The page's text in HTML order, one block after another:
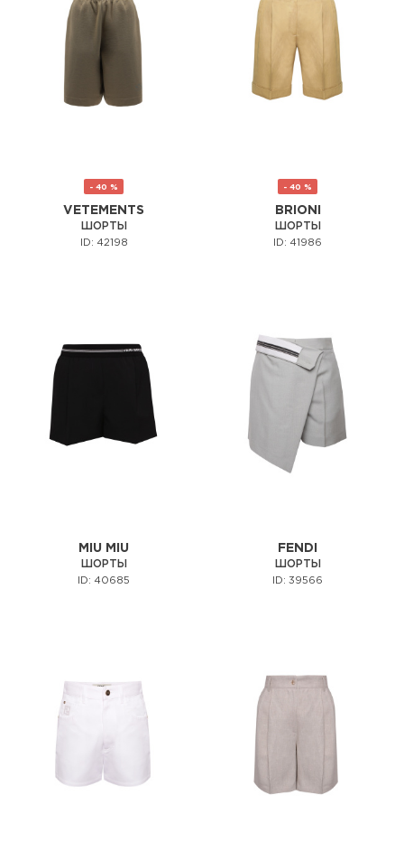
- 40 %
VETEMENTS
ШОРТЫ
ID: 42198
- 40 %
BRIONI
ШОРТЫ
ID: 41986
MIU MIU
ШОРТЫ
ID: 40685
FENDI
ШОРТЫ
ID: 39566